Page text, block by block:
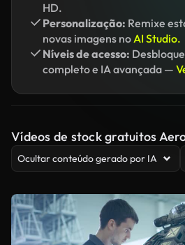
HD.
Personalização: Remixe
novas imagens noAI Studio.
Níveis de acesso:
completo e IA avançada —
Vídeos de stock gratuitos
Ocultar conteúdo gerado por IA